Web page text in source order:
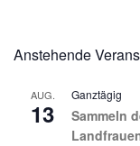
Anstehende
AUG.
13
Ganztägig
Sammeln